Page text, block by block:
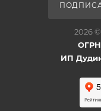
2026
ИП